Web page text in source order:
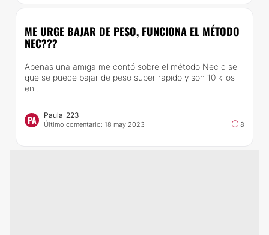
ME URGE BAJAR DE PESO, FUNCIONA EL MÉTODO
NEC???
Apenas una amiga me contó sobre el método Nec q se
que se puede bajar de peso super rapido y son 10 kilos
en...
PA Paula_223
Último comentario: 18 may 2023 8